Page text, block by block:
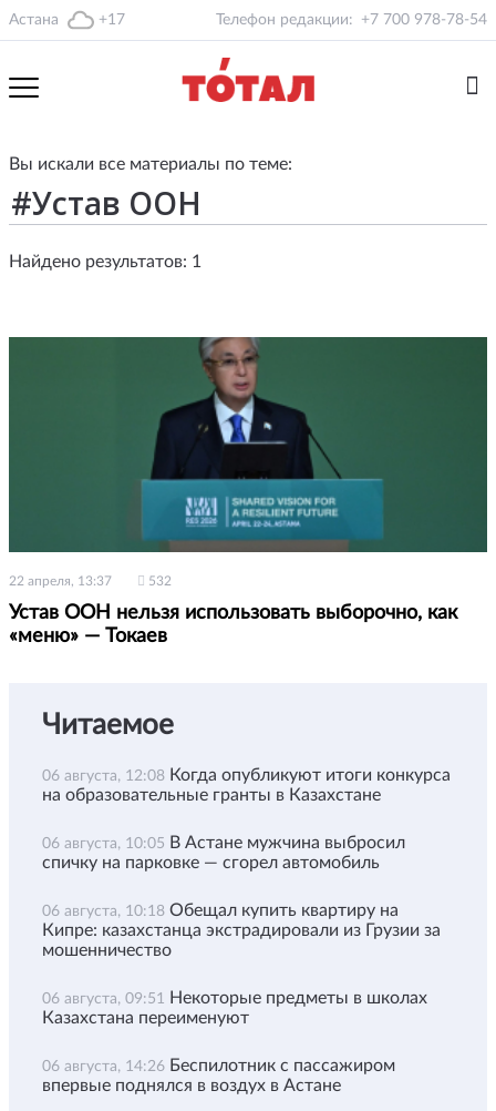
Астана +17 Телефон редакции: +7 700 978-78-54
Вы искали все материалы по теме:
Найдено результатов: 1
22 апреля, 13:37 532
Устав ООН нельзя использовать выборочно, как
«меню» — Токаев
Читаемое
06 августа, 12:08 Когда опубликуют итоги конкурса
на образовательные гранты в Казахстане
06 августа, 10:05 В Астане мужчина выбросил
спичку на парковке — сгорел автомобиль
06 августа, 10:18 Обещал купить квартиру на
Кипре: казахстанца экстрадировали из Грузии за
мошенничество
06 августа, 09:51 Некоторые предметы в школах
Казахстана переименуют
06 августа, 14:26 Беспилотник с пассажиром
впервые поднялся в воздух в Астане